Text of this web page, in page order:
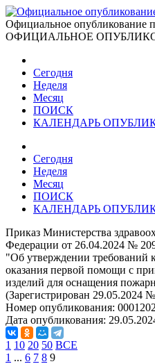
Официальное опубликование
ОФИЦИАЛЬНОЕ
Сегодня
Неделя
Месяц
ПОИСК
КАЛЕНДАРЬ
Сегодня
Неделя
Месяц
ПОИСК
КАЛЕНДАРЬ
Приказ Министерства
Федерации от 26.04.2024 №
"Об утверждении требований
оказания первой помощи с
изделий для оснащения
(Зарегистрирован 29.05.2024
Номер опубликования:
Дата опубликования:
1 10 20 50 ВСЕ
1 ... 6 7 8 9